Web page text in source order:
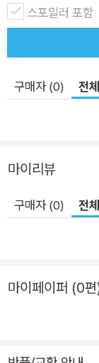
설을 통해 해소되
하는 수행자의 몫
에게 있다. 눈으로
스포일러 포함
구매자 (0) 전
마이리뷰
구매자 (0) 전
마이페이퍼 (0